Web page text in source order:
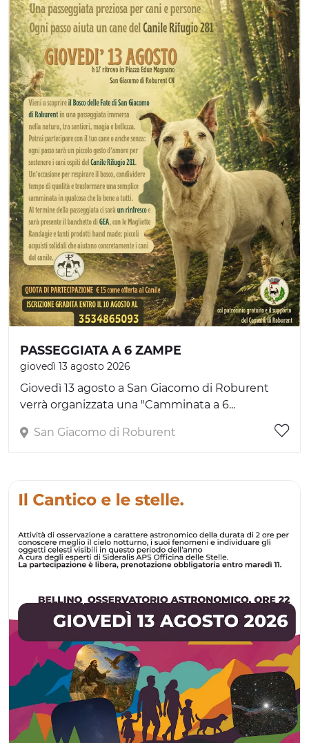
PASSEGGIATA A 6 ZAMPE
giovedì 13 agosto 2026
Giovedì 13 agosto a San Giacomo di Roburent
verrà organizzata una "Camminata a 6...
San Giacomo di Roburent